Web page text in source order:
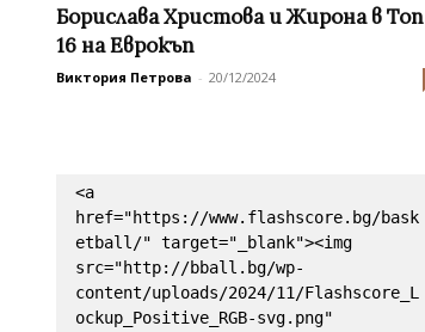
Борислава Христова и Жирона в Топ
16 на Еврокъп
Виктория Петрова - 20/12/2024
<a
href="https://www.flashscore.bg/bask
etball/" target="_blank"><img
src="http://bball.bg/wp-
content/uploads/2024/11/Flashscore_L
ockup_Positive_RGB-svg.png"